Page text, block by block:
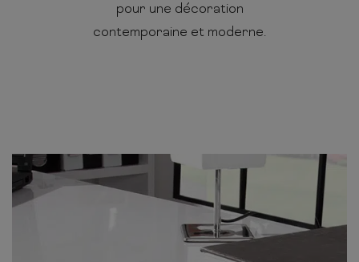
pour une décoration
contemporaine et moderne.